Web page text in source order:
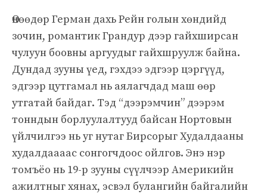
Өнөөдөр Герман дахь Рейн голын хөндийд
зочин, романтик Грандур дээр гайхширсан
чулуун боовны аргуудыг гайхшруулж байна.
Дундад зууны үед, гэхдээ эдгээр цэргүүд,
эдгээр цутгамал нь аялагчдад маш өөр
утгатай байдаг. Тэд “дээрэмчин” дээрэм
тонндын борлуулалтууд байсан Нортовын
үйлчилгээ нь уг нутаг Бирсорыг Худалдааны
худалдаааас сонгогчдоос ойлгов. Энэ нэр
томъёо нь 19-р зууны сүүлчээр Америкийн
ажилтныг хянах, эсвэл булангийн байгалийн